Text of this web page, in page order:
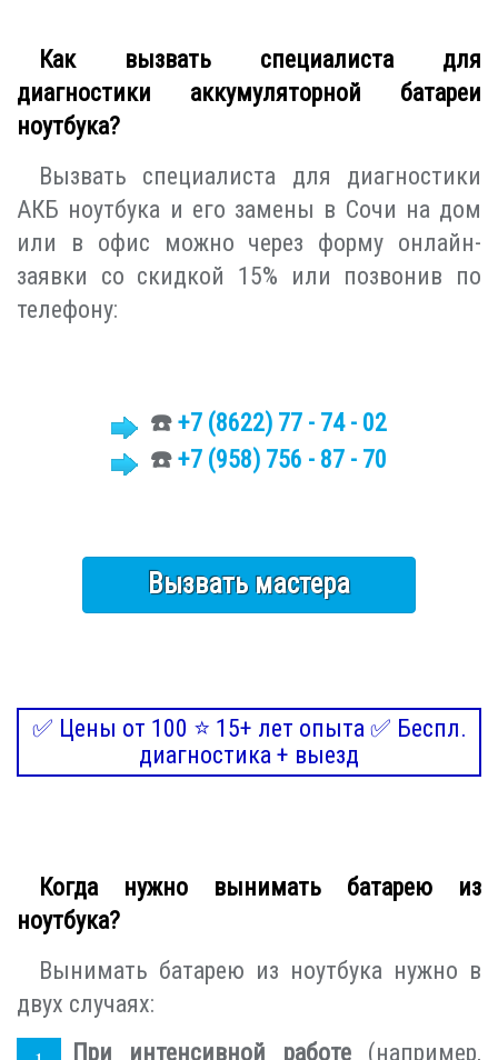
Как вызвать специалиста для
диагностики аккумуляторной батареи
ноутбука?
Вызвать специалиста для диагностики
АКБ ноутбука и его замены в Сочи на дом
или в офис можно через форму онлайн-
заявки со скидкой 15% или позвонив по
телефону:
☎️ +7 (8622) 77 - 74 - 02
☎️ +7 (958) 756 - 87 - 70
Вызвать мастера
✅ Цены от 100 ⭐ 15+ лет опыта ✅ Беспл.
диагностика + выезд
Когда нужно вынимать батарею из
ноутбука?
Вынимать батарею из ноутбука нужно в
двух случаях:
При интенсивной работе(например,